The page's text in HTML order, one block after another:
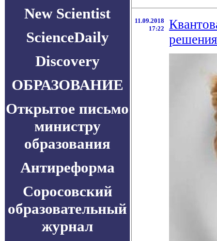
New Scientist
ScienceDaily
Discovery
ОБРАЗОВАНИЕ
Открытое письмо
министру
образования
Антиреформа
Соросовский
образовательный
журнал
11.09.2018
17:22